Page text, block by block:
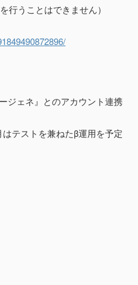
ことはできません）
ジェネ』とのアカウント連携
テストを兼ねたβ運用を予定